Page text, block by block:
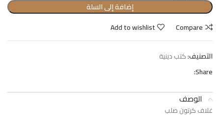
إضافة إلى السلة
Compare
Add to wishlist
التصنيف:كتب دينية
Share:
الوصف
غلاف كرتون صلب